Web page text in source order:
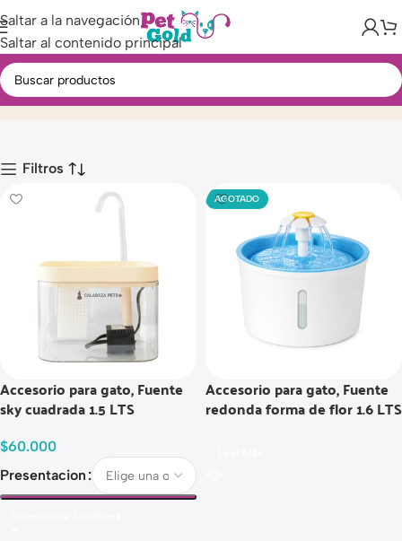
Saltar a la navegación
Saltar al contenido principal
Fuentes PlásticasInicio Producto
Filtros
Accesorio para gato, Fuente
sky cuadrada 1.5 LTS
$60.000
Presentacion
AGOTADO
Accesorio para gato, Fuente
redonda forma de flor 1.6 LTS